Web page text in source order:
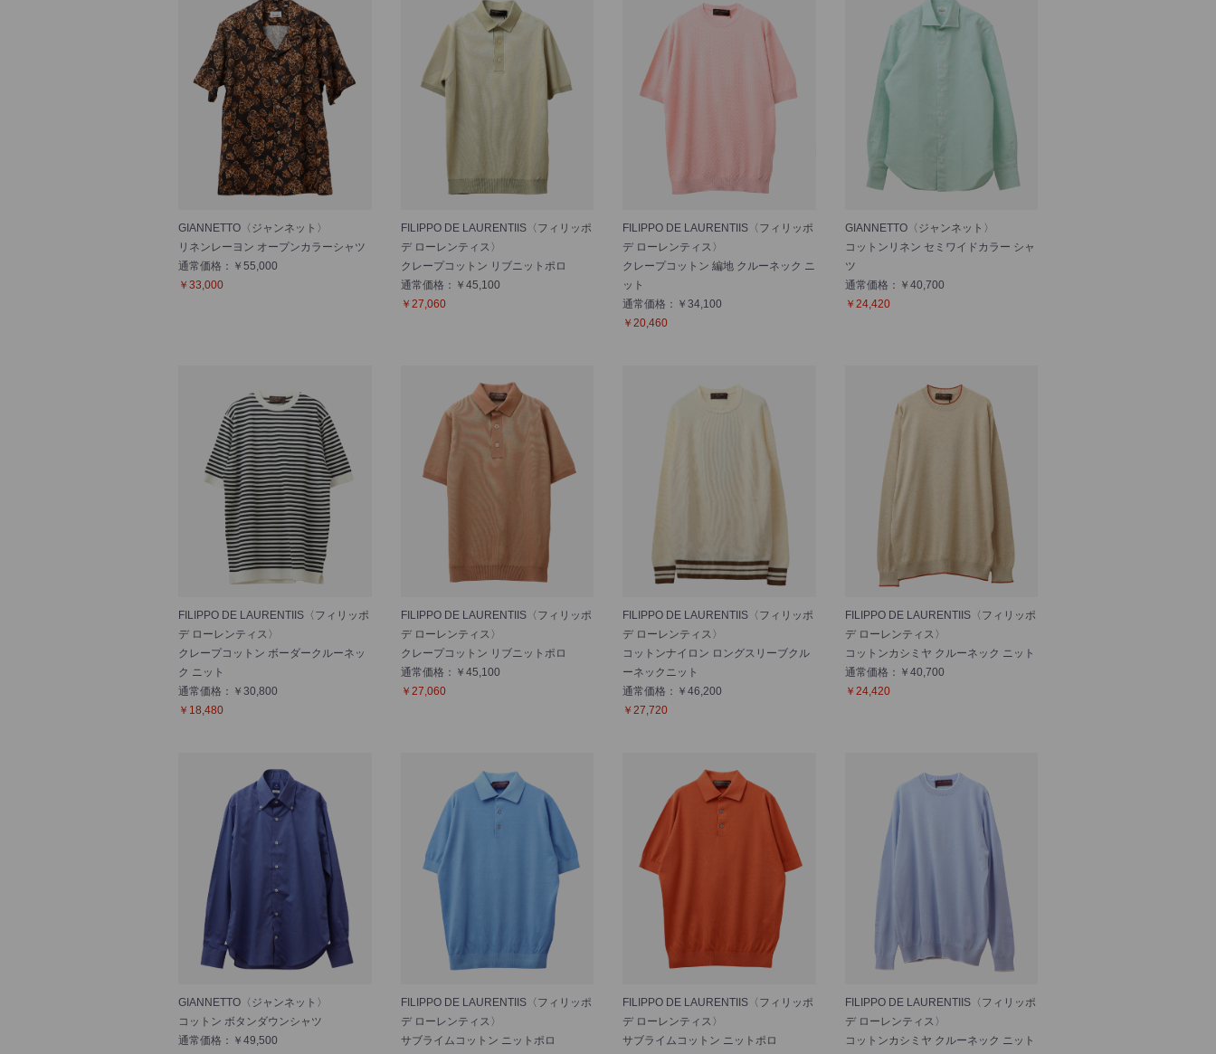
GIANNETTO〈ジャンネット〉
リネンレーヨン オープンカラーシャツ
通常価格：￥55,000
￥33,000
FILIPPO DE LAURENTIIS〈フィリッポ
デ ローレンティス〉
クレープコットン リブニットポロ
通常価格：￥45,100
￥27,060
FILIPPO DE LAURENTIIS〈フィリッポ
デ ローレンティス〉
クレープコットン 編地 クルーネック ニ
ット
通常価格：￥34,100
￥20,460
GIANNETTO〈ジャンネット〉
コットンリネン セミワイドカラー シャ
ツ
通常価格：￥40,700
￥24,420
FILIPPO DE LAURENTIIS〈フィリッポ
デ ローレンティス〉
クレープコットン ボーダークルーネッ
ク ニット
通常価格：￥30,800
￥18,480
FILIPPO DE LAURENTIIS〈フィリッポ
デ ローレンティス〉
クレープコットン リブニットポロ
通常価格：￥45,100
￥27,060
FILIPPO DE LAURENTIIS〈フィリッポ
デ ローレンティス〉
コットンナイロン ロングスリーブクル
ーネックニット
通常価格：￥46,200
￥27,720
FILIPPO DE LAURENTIIS〈フィリッポ
デ ローレンティス〉
コットンカシミヤ クルーネック ニット
通常価格：￥40,700
￥24,420
GIANNETTO〈ジャンネット〉
コットン ボタンダウンシャツ
通常価格：￥49,500
FILIPPO DE LAURENTIIS〈フィリッポ
デ ローレンティス〉
サブライムコットン ニットポロ
FILIPPO DE LAURENTIIS〈フィリッポ
デ ローレンティス〉
サブライムコットン ニットポロ
FILIPPO DE LAURENTIIS〈フィリッポ
デ ローレンティス〉
コットンカシミヤ クルーネック ニット